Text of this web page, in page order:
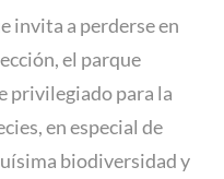
invita a perderse en
el parque
privilegiado para la
en especial de
biodiversidad y